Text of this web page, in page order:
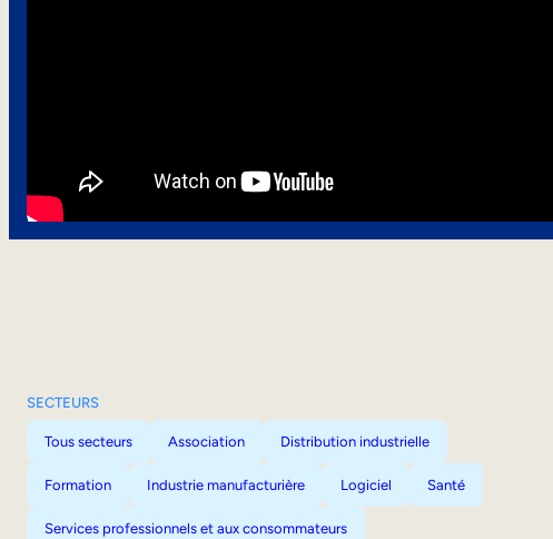
SECTEURS
Tous secteurs Association Distribution industrielle
Formation Industrie manufacturière Logiciel Santé
Services professionnels et aux consommateurs